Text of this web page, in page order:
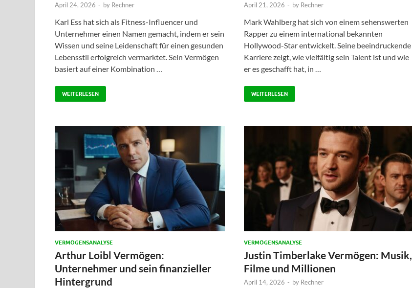
April 24, 2026 - by Rechner
Karl Ess hat sich als Fitness-Influencer und
Unternehmer einen Namen gemacht, indem er sein
Wissen und seine Leidenschaft für einen gesunden
Lebensstil erfolgreich vermarktet. Sein Vermögen
basiert auf einer Kombination …
WEITERLESEN
April 21, 2026 - by Rechner
Mark Wahlberg hat sich von einem sehenswerten
Rapper zu einem international bekannten
Hollywood-Star entwickelt. Seine beeindruckende
Karriere zeigt, wie vielfältig sein Talent ist und wie
er es geschafft hat, in …
WEITERLESEN
VERMÖGENSANALYSE
Arthur Loibl Vermögen:
Unternehmer und sein finanzieller
Hintergrund
VERMÖGENSANALYSE
Justin Timberlake Vermögen: Musik,
Filme und Millionen
April 14, 2026 - by Rechner